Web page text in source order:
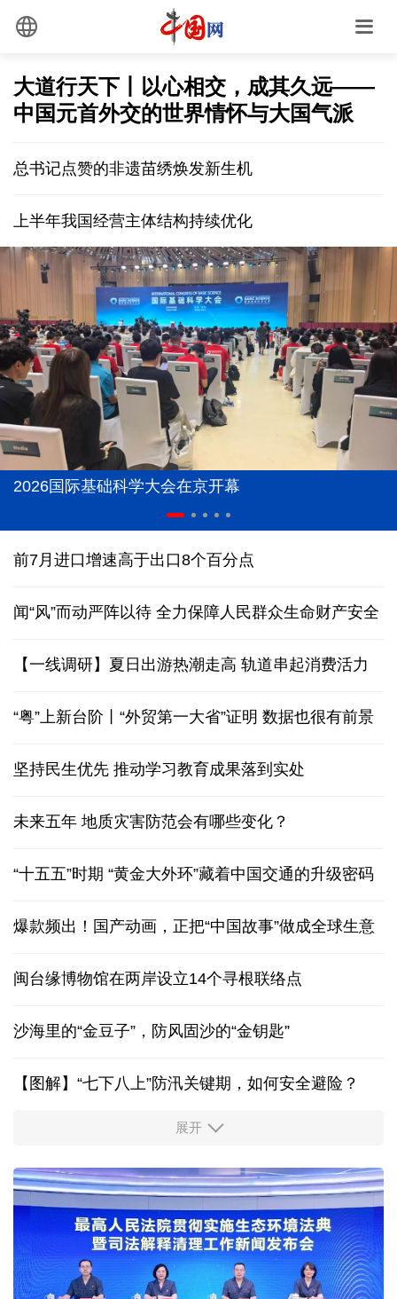
大道行天下丨以心相交，成其久远——
中国元首外交的世界情怀与大国气派
总书记点赞的非遗苗绣焕发新生机
上半年我国经营主体结构持续优化
2026国际基础科学大会在京开幕
前7月进口增速高于出口8个百分点
闻“风”而动严阵以待 全力保障人民群众生命财产安全
【一线调研】夏日出游热潮走高 轨道串起消费活力
“粤”上新台阶丨“外贸第一大省”证明 数据也很有前景
坚持民生优先 推动学习教育成果落到实处
未来五年 地质灾害防范会有哪些变化？
“十五五”时期 “黄金大外环”藏着中国交通的升级密码
爆款频出！国产动画，正把“中国故事”做成全球生意
闽台缘博物馆在两岸设立14个寻根联络点
沙海里的“金豆子”，防风固沙的“金钥匙”
【图解】“七下八上”防汛关键期，如何安全避险？
活力中国调研行丨安徽的定力与活力
历经十余年，西藏南木林：昔日荒河滩 今时富绿洲
情满天山 援疆印记丨安徽支教生赢得桃李秀昆仑
从助力重建家园到治理乡村西藏扎西岗乡的乡贤力量
展开